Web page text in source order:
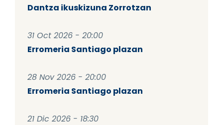
Dantza ikuskizuna Zorrotzan
31 Oct 2026 - 20:00
Erromeria Santiago plazan
28 Nov 2026 - 20:00
Erromeria Santiago plazan
21 Dic 2026 - 18:30